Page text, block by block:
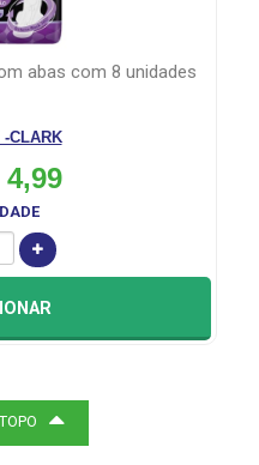
tintura creme